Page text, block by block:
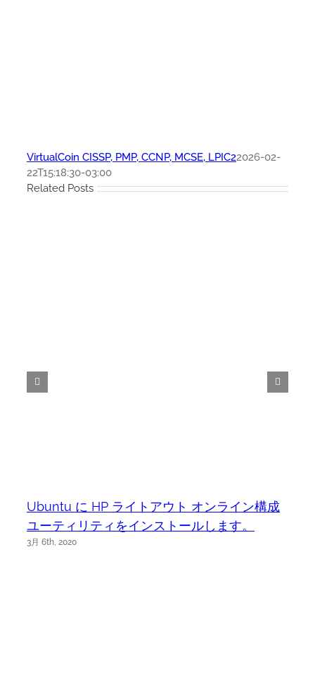
VirtualCoin CISSP, PMP, CCNP, MCSE, LPIC22026-02-
22T15:18:30-03:00
Related Posts
Ubuntu に HP ライトアウト オンライン構成
ユーティリティをインストールします。
3月 6th, 2020